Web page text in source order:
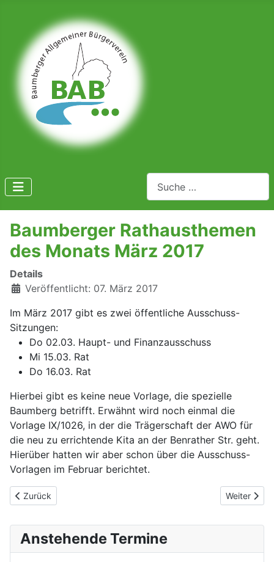
Anstehende Termine
Baumberger Rathausthemen
des Monats März 2017
Details
Veröffentlicht: 07. März 2017
Im März 2017 gibt es zwei öffentliche Ausschuss-
Sitzungen:
Do 02.03. Haupt- und Finanzausschuss
Mi 15.03. Rat
Do 16.03. Rat
Hierbei gibt es keine neue Vorlage, die spezielle
Baumberg betrifft. Erwähnt wird noch einmal die
Vorlage IX/1026, in der die Trägerschaft der AWO für
die neu zu errichtende Kita an der Benrather Str. geht.
Hierüber hatten wir aber schon über die Ausschuss-
Vorlagen im Februar berichtet.
Vorheriger Beitrag: „Baumberger“ Rathausthemen des Monats
Zurück Nächster
Weiter